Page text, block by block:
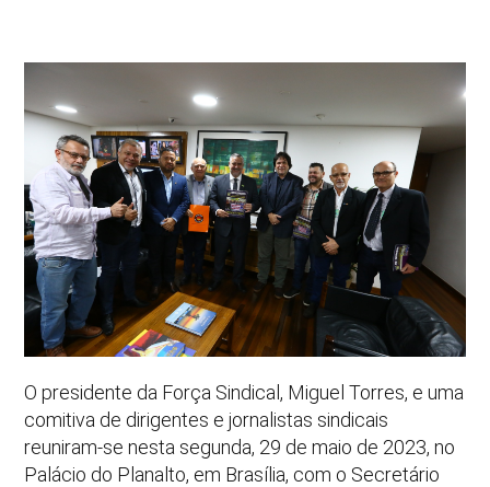
O presidente da Força Sindical, Miguel Torres, e uma
comitiva de dirigentes e jornalistas sindicais
reuniram-se nesta segunda, 29 de maio de 2023, no
Palácio do Planalto, em Brasília, com o Secretário